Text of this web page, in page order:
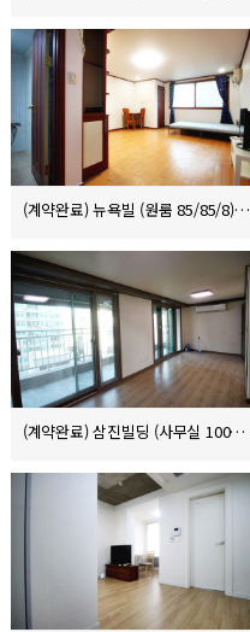
(계약완료) 뉴욕빌 (원룸 85/85/8)
(계약완료) 삼진빌딩 (사무실 1000/85 부가세별도)